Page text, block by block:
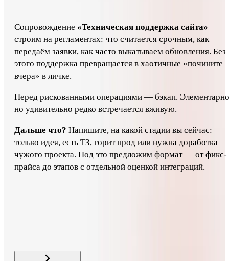
Сопровождение «Техническая поддержка сайта»
строим на регламентах: что считается срочным, как
передаём заявки, как часто выкатываем обновления. Без
этого поддержка превращается в хаотичные «почините
вчера» в личке.
Перед рискованными операциями — бэкап.
но удивительно редко встречается вживую.
Дальше что? Напишите, на какой стадии вы сейчас:
только идея, есть ТЗ, горит прод или нужна доработка
чужого проекта. Под это предложим формат — от фикс-
прайса до этапов с отдельной оценкой интеграций.